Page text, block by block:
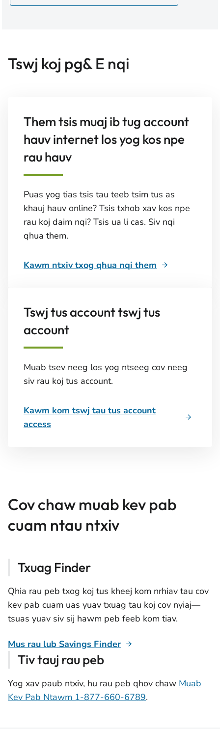
Tswj koj pg& E nqi
Them tsis muaj ib tug account
hauv internet los yog kos npe
rau hauv
Puas yog tias tsis tau teeb tsim tus as
khauj hauv online? Tsis txhob xav kos npe
rau koj daim nqi? Tsis ua li cas. Siv nqi
qhua them.
Kawm ntxiv txog qhua nqi them
Tswj tus account tswj tus
account
Muab tsev neeg los yog ntseeg cov neeg
siv rau koj tus account.
Kawm kom tswj tau tus account
access
Cov chaw muab kev pab
cuam ntau ntxiv
Txuag Finder
Qhia rau peb txog koj tus kheej kom nrhiav tau cov
kev pab cuam uas yuav txuag tau koj cov nyiaj—
tsuas yuav siv sij hawm peb feeb kom tiav.
Mus rau lub Savings Finder
Tiv tauj rau peb
Yog xav paub ntxiv, hu rau peb qhov chaw Muab
Kev Pab Ntawm 1-877-660-6789.